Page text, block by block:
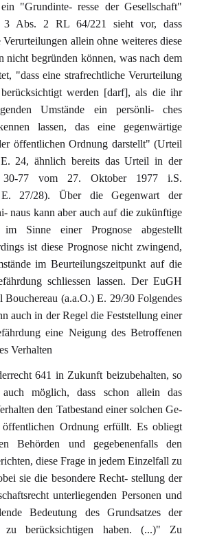
"Grundinte- resse der Gesellschaft"
3 Abs. 2 RL 64/221 sieht vor, dass
Verurteilungen allein ohne weiteres diese
nicht begründen können, was nach dem
"dass eine strafrechtliche Verurteilung
werden [darf], als die ihr
Umstände ein persönli- ches
lassen, das eine gegenwärtige
öffentlichen Ordnung darstellt" (Urteil
24, ähnlich bereits das Urteil in der
30-77 vom 27. Oktober 1977 i.S.
E. 27/28). Über die Gegenwart der
naus kann aber auch auf die zukünftige
im Sinne einer Prognose abgestellt
ist diese Prognose nicht zwingend,
im Beurteilungszeitpunkt auf die
schliessen lassen. Der EuGH
(a.a.O.) E. 29/30 Folgendes
auch in der Regel die Feststellung einer
eine Neigung des Betroffenen
Verhalten
641 in Zukunft beizubehalten, so
möglich, dass schon allein das
den Tatbestand einer solchen Ge-
Ordnung erfüllt. Es obliegt
Behörden und gegebenenfalls den
diese Frage in jedem Einzelfall zu
sie die besondere Recht- stellung der
unterliegenden Personen und
Bedeutung des Grundsatzes der
zu berücksichtigen haben. (...)" Zu